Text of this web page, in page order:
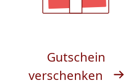
Gutschein
verschenken